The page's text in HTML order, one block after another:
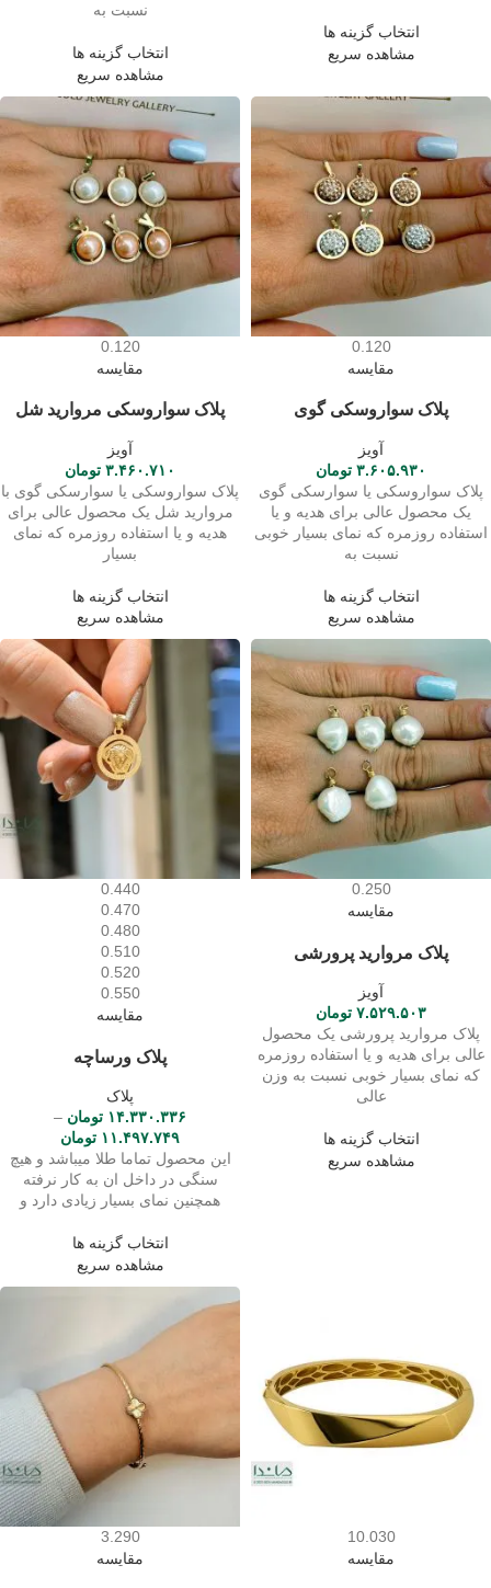
انتخاب گزینه ها
مشاهده سریع
نسبت به
انتخاب گزینه ها
مشاهده سریع
0.120
مقایسه
پلاک سواروسکی گوی
آویز
۳.۶۰۵.۹۳۰ تومان
پلاک سواروسکی یا سوارسکی گوی
یک محصول عالی برای هدیه و یا
استفاده روزمره که نمای بسیار خوبی
نسبت به
انتخاب گزینه ها
مشاهده سریع
0.120
مقایسه
پلاک سواروسکی مروارید شل
آویز
۳.۴۶۰.۷۱۰ تومان
پلاک سواروسکی یا سوارسکی گوی با
مروارید شل یک محصول عالی برای
هدیه و یا استفاده روزمره که نمای
بسیار
انتخاب گزینه ها
مشاهده سریع
0.250
مقایسه
پلاک مروارید پرورشی
آویز
۷.۵۲۹.۵۰۳ تومان
پلاک مروارید پرورشی یک محصول
عالی برای هدیه و یا استفاده روزمره
که نمای بسیار خوبی نسبت به وزن
عالی
انتخاب گزینه ها
مشاهده سریع
0.440
0.470
0.480
0.510
0.520
0.550
مقایسه
پلاک ورساچه
پلاک
۱۴.۳۳۰.۳۳۶ تومان –
۱۱.۴۹۷.۷۴۹ تومان
این محصول تماما طلا میباشد و هیچ
سنگی در داخل ان به کار نرفته
همچنین نمای بسیار زیادی دارد و
انتخاب گزینه ها
مشاهده سریع
10.030
مقایسه
3.290
مقایسه